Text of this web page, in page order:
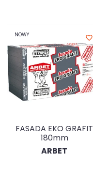
NOWY favorite_border
FASADA EKO GRAFIT
180mm
ARBET